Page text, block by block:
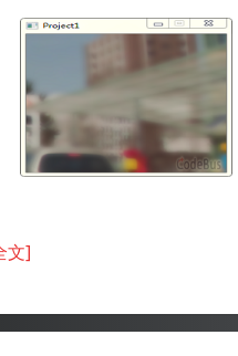
文]